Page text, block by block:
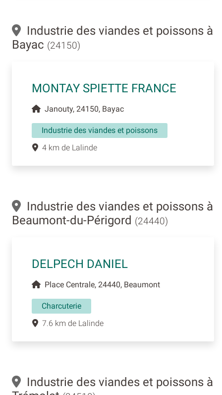
Industrie des viandes et poissons à
Bayac (24150)
MONTAY SPIETTE FRANCE
Janouty, 24150, Bayac
Industrie des viandes et poissons
4 km de Lalinde
Industrie des viandes et poissons à
Beaumont-du-Périgord (24440)
DELPECH DANIEL
Place Centrale, 24440, Beaumont
Charcuterie
7.6 km de Lalinde
Industrie des viandes et poissons à